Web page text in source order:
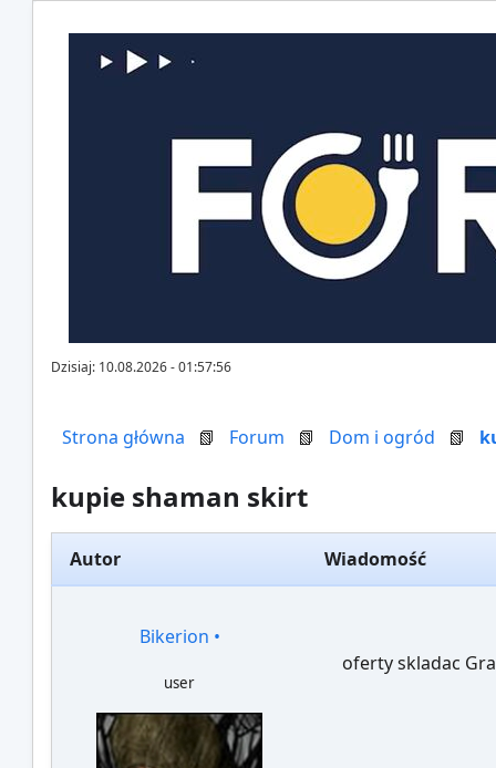
Dzisiaj: 10.08.2026 - 01:57:56
Strona główna 📗 Forum 📗 Dom i ogród 📗
kupie shaman skirt
Autor Wiadomość
Bikerion •
user
oferty skladac